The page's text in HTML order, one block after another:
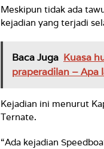
Meskipun tidak ada
kejadian yang terjadi
Baca Juga Kuasa
praperadilan – Apa
Kejadian ini menurut
Ternate.
“Ada kejadian